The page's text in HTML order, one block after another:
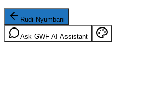
Rudi Nyumbani
Ask GWF AI Assistant